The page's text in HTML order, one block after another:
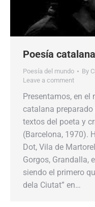
Poesía
Poesía del mundo By
Leave a comment
Presentamos, en el
catalana
textos del poeta y
(Barcelona, 1970).
Dot, Vila de
Gorgos, Grandalla,
siendo el primero
dela Ciutat” en…